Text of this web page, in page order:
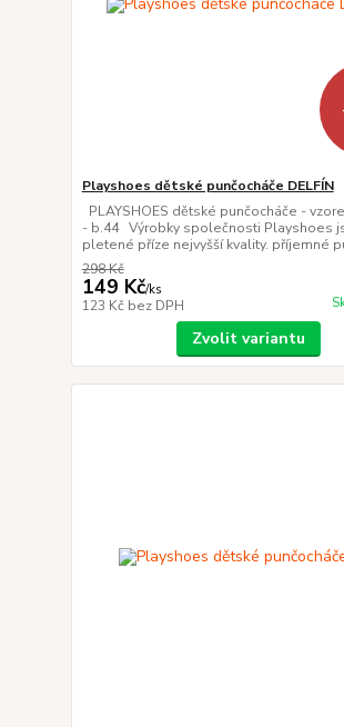
Playshoes dětské punčocháče DELFÍN
PLAYSHOES dětské punčocháče -
- b.44 Výrobky společnosti Playshoes
pletené příze nejvyšší kvality. příjemné
298 Kč
149 Kč/ks
123 Kč bez DPH
Zvolit variantu